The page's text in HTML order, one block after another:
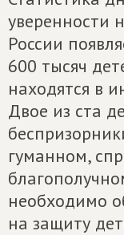
уверенности
России
600 тысяч
находятся в
Двое из ста
гуманном,
необходимо
на защиту